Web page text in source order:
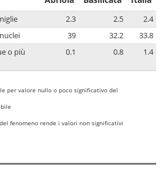
2.3 2.5
2.4
39 32.2
33.8
o più
0.1 0.8 1.4
per valore nullo o poco significativo del
fenomeno rende i valori non significativi